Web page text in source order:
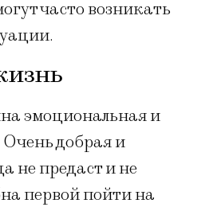
часто возникать
эмоциональная и
добрая и
не предаст и не
первой пойти на